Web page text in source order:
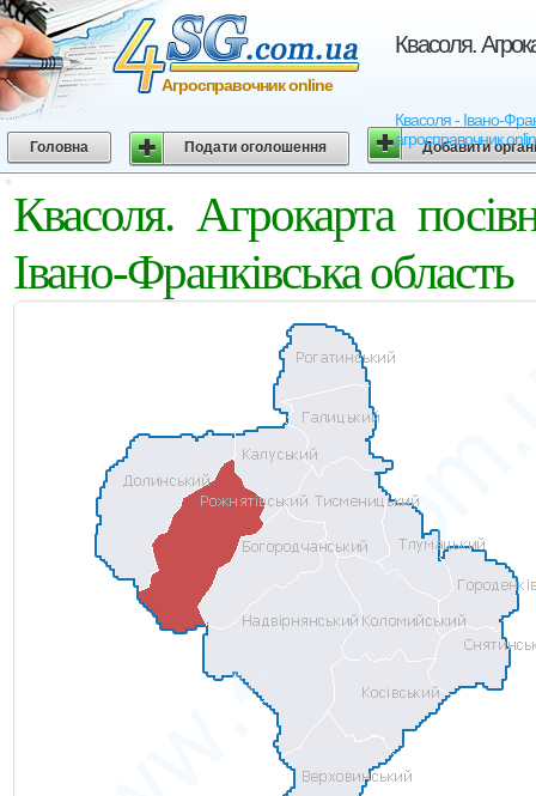
Квасоля.
Квасоля - Івано-
агросправочник
Агросправочник online
Головна Подати оголошення Добавити
Квасоля. Агрокарта
Івано-Франківська область